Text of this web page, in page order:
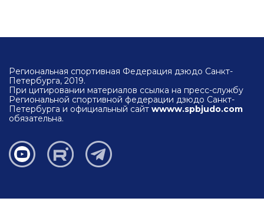
Региональная спортивная Федерация дзюдо Санкт-
Петербурга, 2019.
При цитировании материалов ссылка на пресс-службу
Региональной спортивной федерации дзюдо Санкт-
Петербурга и официальный сайт wwww.spbjudo.com
обязательна.